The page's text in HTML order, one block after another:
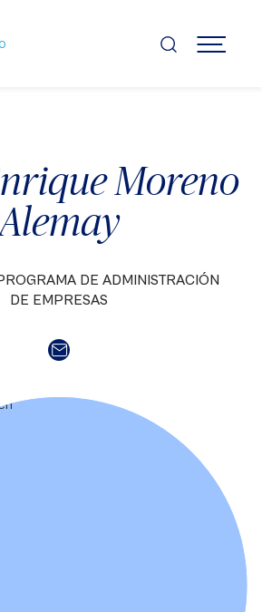
MENÚ
Moreno
Alemay
DE ADMINISTRACIÓN
DE EMPRESAS